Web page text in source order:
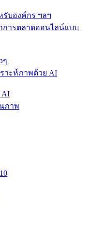
บองค์กร ฯลฯ
ๆ
AI